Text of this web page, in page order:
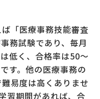
「医療事務技能審査
務試験であり、毎月
低く、合格率は50～
す。他の医療事務の
易度は高くありませ
習期間があれば、合